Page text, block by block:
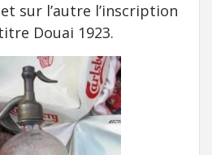
sur l’autre l’inscription
Douai 1923.